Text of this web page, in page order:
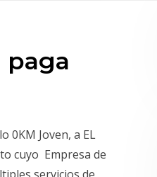
paga
0KM Joven, a EL
cuyo Empresa de